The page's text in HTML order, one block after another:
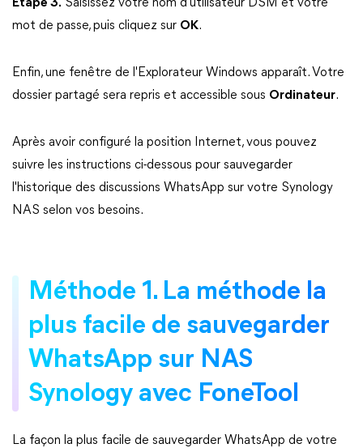
Étape 3. Saisissez votre nom d'utilisateur DSM et votre
mot de passe, puis cliquez sur OK.
Enfin, une fenêtre de l'Explorateur Windows apparaît. Votre
dossier partagé sera repris et accessible sous Ordinateur.
Après avoir configuré la position Internet, vous pouvez
suivre les instructions ci-dessous pour sauvegarder
l'historique des discussions WhatsApp sur votre Synology
NAS selon vos besoins.
Méthode 1. La méthode la
plus facile de sauvegarder
WhatsApp sur NAS
Synology avec FoneTool
La façon la plus facile de sauvegarder WhatsApp de votre